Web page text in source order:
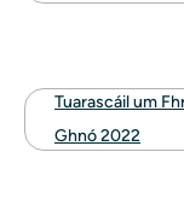
Tuarascáil um
Ghnó 2022